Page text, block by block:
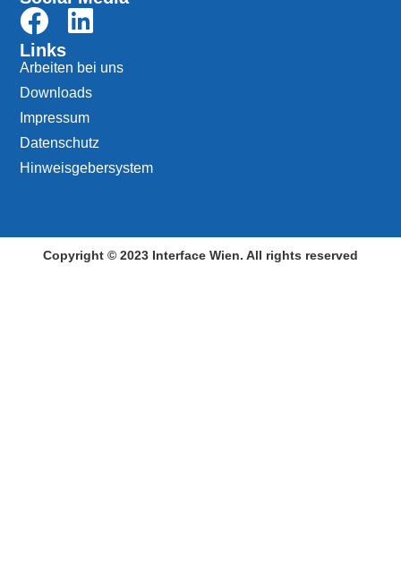
Links
Arbeiten bei uns
Downloads
Impressum
Datenschutz
Hinweisgebersystem
Copyright © 2023 Interface Wien. All rights reserved